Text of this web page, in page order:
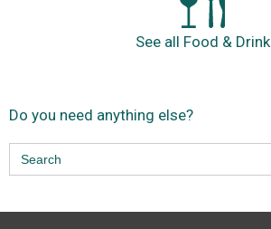
See all Food & Drink
Do you need anything else?
Search
for: